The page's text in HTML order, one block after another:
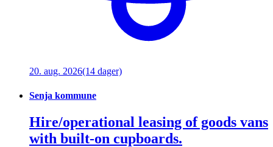
20. aug. 2026(14 dager)
Senja kommune
Hire/operational leasing of goods vans
with built-on cupboards.